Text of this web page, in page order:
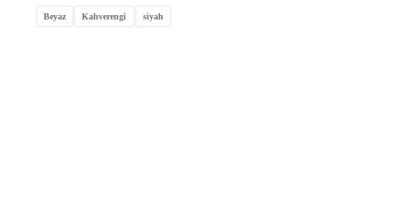
Beyaz Kahverengi siyah